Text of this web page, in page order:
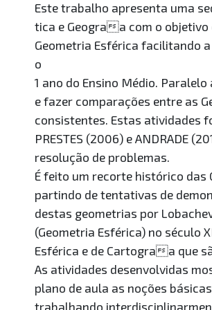
Este trabalho apresenta uma
tica e Geograa com o objetivo
Geometria Esférica facilitando
o
1 ano do Ensino Médio.
e fazer comparações entre as
consistentes. Estas atividades
PRESTES (2006) e ANDRADE
resolução de problemas.
É feito um recorte histórico das
partindo de tentativas de
destas geometrias por
(Geometria Esférica) no século
Esférica e de Cartograa que
As atividades desenvolvidas
plano de aula as noções
trabalhando